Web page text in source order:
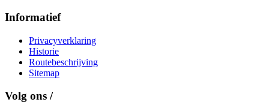
Informatief
Privacyverklaring
Historie
Routebeschrijving
Sitemap
Volg ons /